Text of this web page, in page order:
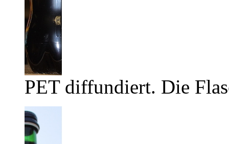
PET diffundiert. Die